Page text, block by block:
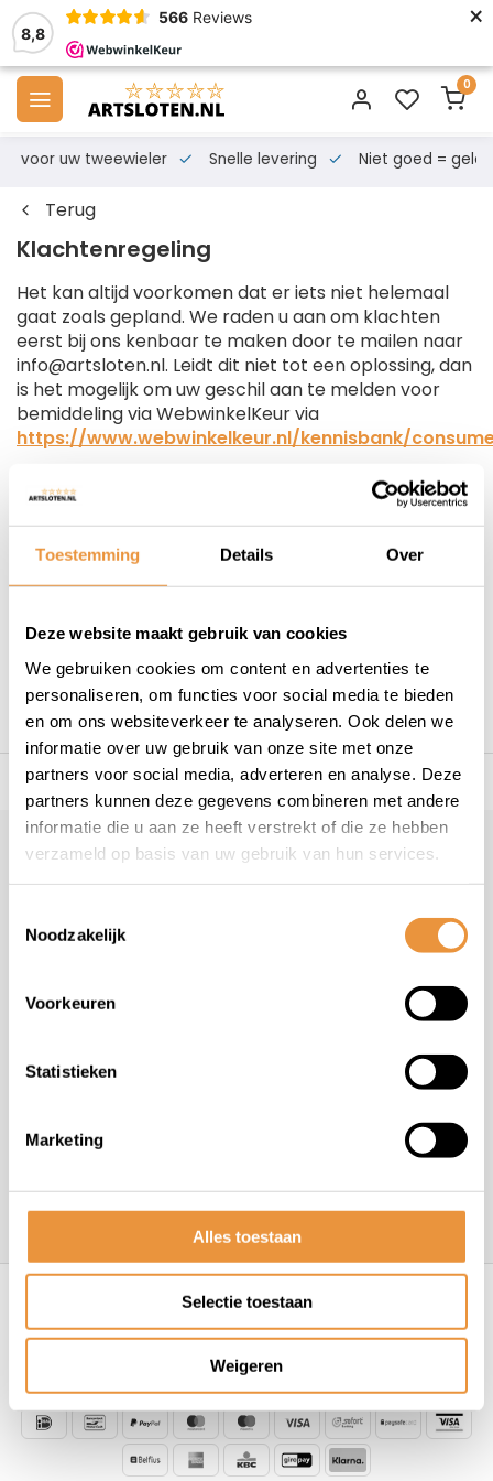
Toestemming Details Over
Deze website maakt gebruik van cookies
We gebruiken cookies om content en advertenties te
personaliseren, om functies voor social media te bieden
en om ons websiteverkeer te analyseren. Ook delen we
informatie over uw gebruik van onze site met onze
partners voor social media, adverteren en analyse. Deze
partners kunnen deze gegevens combineren met andere
informatie die u aan ze heeft verstrekt of die ze hebben
verzameld op basis van uw gebruik van hun services.
Noodzakelijk
Voorkeuren
Statistieken
Marketing
Alles toestaan
Selectie toestaan
Weigeren
8,8
566 Reviews ×
0
voor uw tweewieler Snelle levering Niet goed = geld
Terug
Klachtenregeling
Het kan altijd voorkomen dat er iets niet helemaal
gaat zoals gepland. We raden u aan om klachten
eerst bij ons kenbaar te maken door te mailen naar
info@artsloten.nl. Leidt dit niet tot een oplossing, dan
is het mogelijk om uw geschil aan te melden voor
bemiddeling via WebwinkelKeur via
https://www.webwinkelkeur.nl/kennisbank/
Tevens is het voor consumenten in de EU ook
mogelijk om klachten aan te melden via het ODR-
platform van de Europese Commissie. Dit ODR-
platform is te vinden ophttp://ec.europa.eu/odr
Wanneer uw klacht nog niet elders in behandeling is
het platform van de Europese Unie
voor uw tweewieler Snelle levering Niet goed = geld
Klantenservice
+31 78 780 2330
Contactgegevens
Algemene voorwaarden Disclaimer
Privacy
Policy
Sitemap
© ARTsloten.nl- Webshop:emarkable